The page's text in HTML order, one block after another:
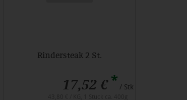
Rindersteak 2 St.
17,52 €* / Stk